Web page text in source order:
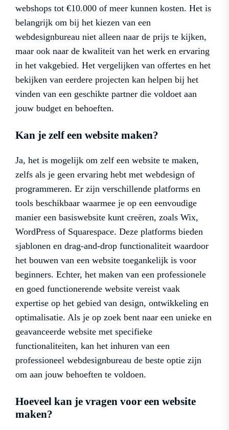
webshops tot €10.000 of meer kunnen kosten. Het is
belangrijk om bij het kiezen van een
webdesignbureau niet alleen naar de prijs te kijken,
maar ook naar de kwaliteit van het werk en ervaring
in het vakgebied. Het vergelijken van offertes en het
bekijken van eerdere projecten kan helpen bij het
vinden van een geschikte partner die voldoet aan
jouw budget en behoeften.
Kan je zelf een website maken?
Ja, het is mogelijk om zelf een website te maken,
zelfs als je geen ervaring hebt met webdesign of
programmeren. Er zijn verschillende platforms en
tools beschikbaar waarmee je op een eenvoudige
manier een basiswebsite kunt creëren, zoals Wix,
WordPress of Squarespace. Deze platforms bieden
sjablonen en drag-and-drop functionaliteit waardoor
het bouwen van een website toegankelijk is voor
beginners. Echter, het maken van een professionele
en goed functionerende website vereist vaak
expertise op het gebied van design, ontwikkeling en
optimalisatie. Als je op zoek bent naar een unieke en
geavanceerde website met specifieke
functionaliteiten, kan het inhuren van een
professioneel webdesignbureau de beste optie zijn
om aan jouw behoeften te voldoen.
Hoeveel kan je vragen voor een website
maken?